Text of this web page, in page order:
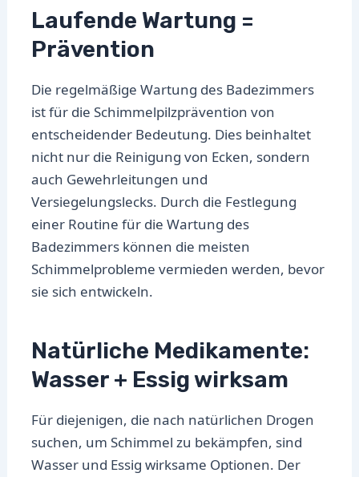
Laufende Wartung =
Prävention
Die regelmäßige Wartung des Badezimmers
ist für die Schimmelpilzprävention von
entscheidender Bedeutung. Dies beinhaltet
nicht nur die Reinigung von Ecken, sondern
auch Gewehrleitungen und
Versiegelungslecks. Durch die Festlegung
einer Routine für die Wartung des
Badezimmers können die meisten
Schimmelprobleme vermieden werden, bevor
sie sich entwickeln.
Natürliche Medikamente:
Wasser + Essig wirksam
Für diejenigen, die nach natürlichen Drogen
suchen, um Schimmel zu bekämpfen, sind
Wasser und Essig wirksame Optionen. Der